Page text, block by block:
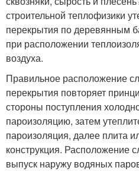
строительной теплофизики
перекрытия по деревянным
при расположении
воздуха.
Правильное расположение
перекрытия повторяет
стороны поступления
пароизоляцию, затем
пароизоляция, далее плита
конструкция. Расположение
выпуск наружу водяных